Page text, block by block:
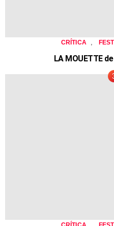
CRÍTICA
LA MOUETTE